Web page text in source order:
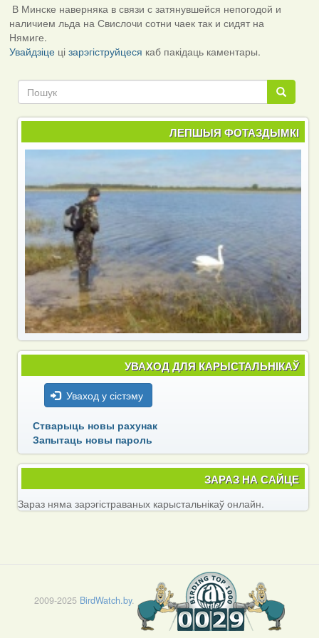
В Минске наверняка в связи с затянувшейся непогодой и
наличием льда на Свислочи сотни чаек так и сидят на
Нямиге.
Увайдзіцеці зарэгіструйцеся каб пакідаць каментары.
Пошук
Пошук
ЛЕПШЫЯ ФОТАЗДЫМКІ
УВАХОД ДЛЯ КАРЫСТАЛЬНІКАЎ
Уваход у сістэму
Стварыць новы рахунак
Запытаць новы пароль
ЗАРАЗ НА САЙЦЕ
Зараз няма зарэгістраваных карыстальнікаў онлайн.
2009-2025 BirdWatch.by.